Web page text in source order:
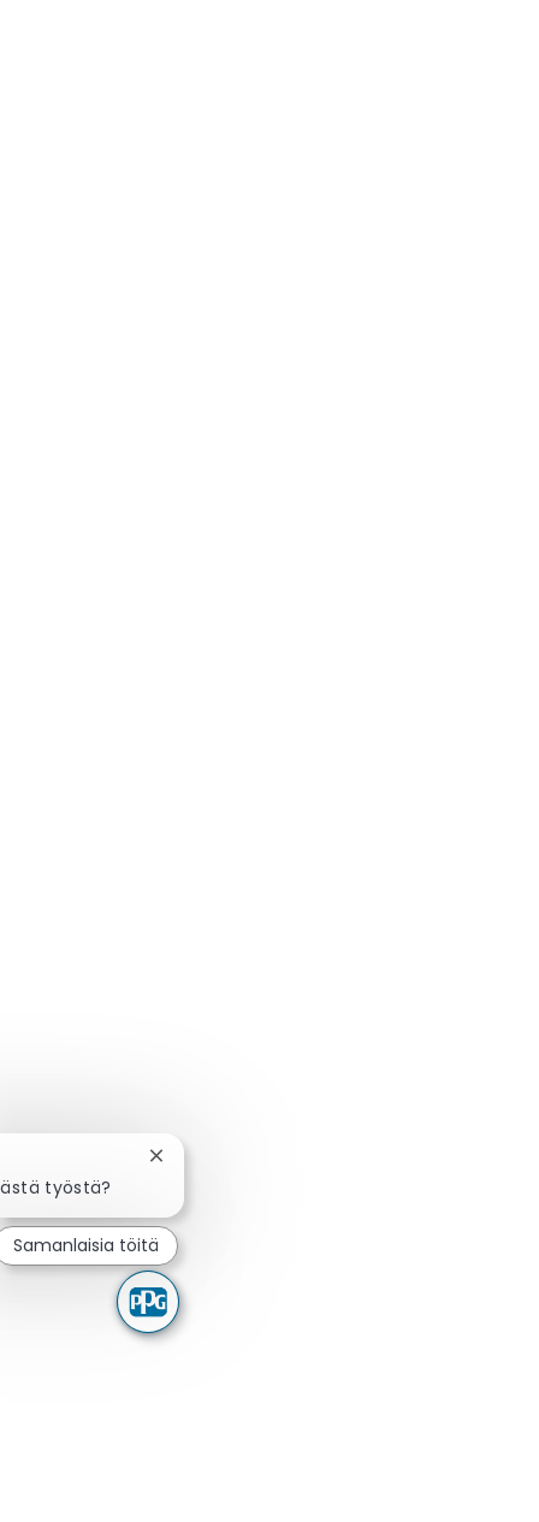
työstä?
Sulje chatbot-ilmoitus
Samanlaisia töitä